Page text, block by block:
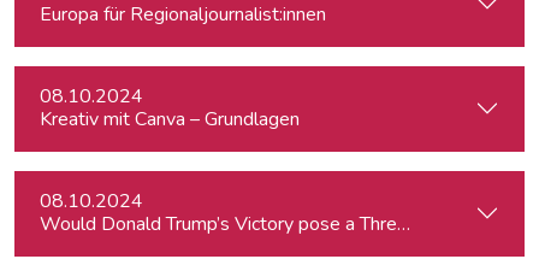
Europa für Regionaljournalist:innen
08.10.2024
Kreativ mit Canva – Grundlagen
08.10.2024
Would Donald Trump’s Victory pose a Threat to Press